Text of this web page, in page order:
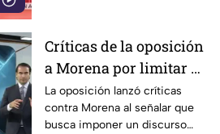
Críticas de la oposición
a Morena por limitar el
debate político
La oposición lanzó críticas
contra Morena al señalar que
busca imponer un discurso